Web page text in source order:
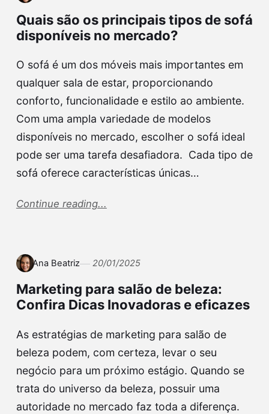
Quais são os principais tipos de sofá
disponíveis no mercado?
O sofá é um dos móveis mais importantes em
qualquer sala de estar, proporcionando
conforto, funcionalidade e estilo ao ambiente.
Com uma ampla variedade de modelos
disponíveis no mercado, escolher o sofá ideal
pode ser uma tarefa desafiadora. Cada tipo de
sofá oferece características únicas…
Continue reading...
Ana Beatriz 20/01/2025
Marketing para salão de beleza:
Confira Dicas Inovadoras e eficazes
As estratégias de marketing para salão de
beleza podem, com certeza, levar o seu
negócio para um próximo estágio. Quando se
trata do universo da beleza, possuir uma
autoridade no mercado faz toda a diferença.